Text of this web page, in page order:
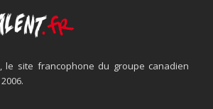
le site francophone du groupe canadien